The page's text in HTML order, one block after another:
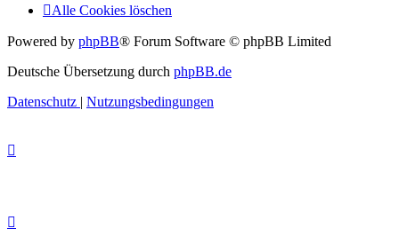
Alle Cookies löschen
Powered by phpBB® Forum Software © phpBB Limited
Deutsche Übersetzung durch phpBB.de
Datenschutz | Nutzungsbedingungen